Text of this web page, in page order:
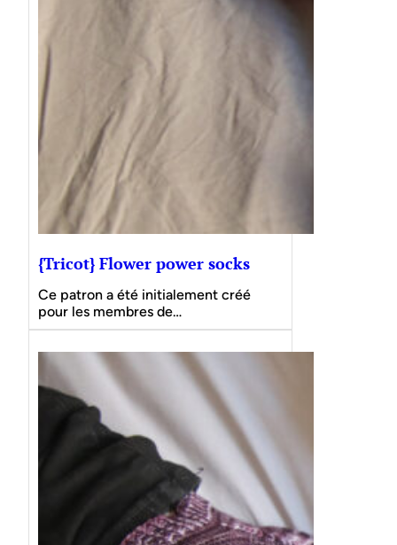
{Tricot} Flower power socks
Ce patron a été initialement créé
pour les membres de…